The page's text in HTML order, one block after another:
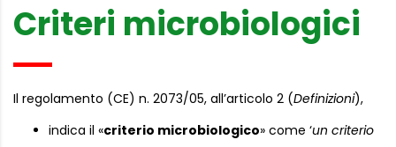
Criteri microbiologici
Il regolamento (CE) n. 2073/05, all’articolo 2 (Definizioni),
indica il «criterio microbiologico» come ‘un criterio